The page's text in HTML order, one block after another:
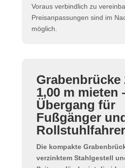
Voraus verbindlich zu
Preisanpassungen sind im
möglich.
Grabenbrücke
1,00 m mieten
Übergang für
Fußgänger
Rollstuhlfahrer
Die kompakte
verzinktem Stahlgestell